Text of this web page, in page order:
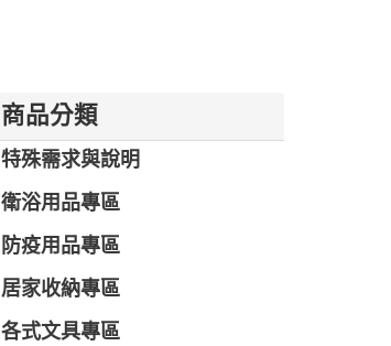
商品分類
特殊需求與說明
衛浴用品專區
防疫用品專區
居家收納專區
各式文具專區